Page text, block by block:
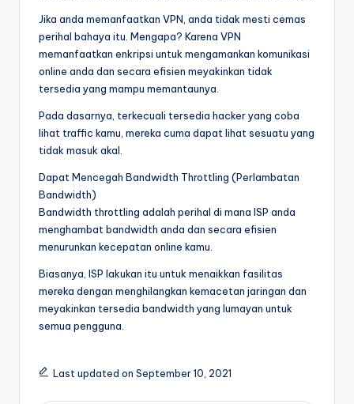
Jika anda memanfaatkan VPN, anda tidak mesti cemas
perihal bahaya itu. Mengapa? Karena VPN
memanfaatkan enkripsi untuk mengamankan komunikasi
online anda dan secara efisien meyakinkan tidak
tersedia yang mampu memantaunya.
Pada dasarnya, terkecuali tersedia hacker yang coba
lihat traffic kamu, mereka cuma dapat lihat sesuatu yang
tidak masuk akal.
Dapat Mencegah Bandwidth Throttling (Perlambatan
Bandwidth)
Bandwidth throttling adalah perihal di mana ISP anda
menghambat bandwidth anda dan secara efisien
menurunkan kecepatan online kamu.
Biasanya, ISP lakukan itu untuk menaikkan fasilitas
mereka dengan menghilangkan kemacetan jaringan dan
meyakinkan tersedia bandwidth yang lumayan untuk
semua pengguna.
Last updated on September 10, 2021